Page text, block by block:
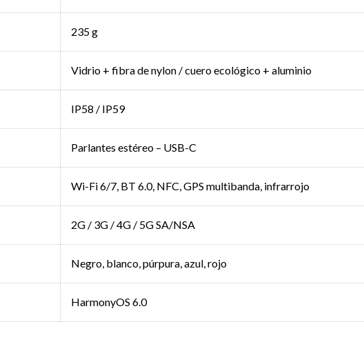
235 g
Vidrio + fibra de nylon / cuero ecológico + aluminio
IP58 / IP59
Parlantes estéreo – USB-C
Wi-Fi 6/7, BT 6.0, NFC, GPS multibanda, infrarrojo
2G / 3G / 4G / 5G SA/NSA
Negro, blanco, púrpura, azul, rojo
HarmonyOS 6.0